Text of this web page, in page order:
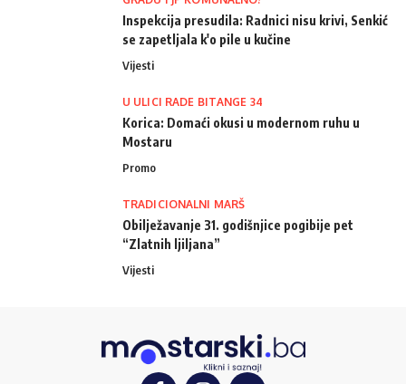
Inspekcija presudila: Radnici nisu krivi, Senkić
se zapetljala k'o pile u kučine
Vijesti
U ULICI RADE BITANGE 34
Korica: Domaći okusi u modernom ruhu u
Mostaru
Promo
TRADICIONALNI MARŠ
Obilježavanje 31. godišnjice pogibije pet
“Zlatnih ljiljana”
Vijesti